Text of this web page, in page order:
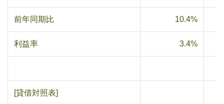
前年同期比 10.4%
利益率 3.4%
[貸借対照表]